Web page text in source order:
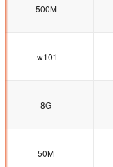
500M
tw101
8G
50M